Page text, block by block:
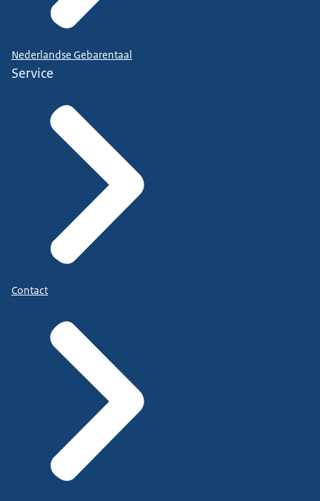
Nederlandse Gebarentaal
Service
Contact